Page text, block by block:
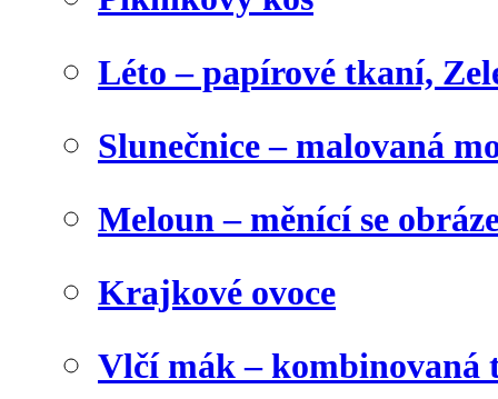
Léto – papírové tkaní,
Slunečnice – malovaná
Meloun – měnící se
Krajkové ovoce
Vlčí mák – kombinovaná